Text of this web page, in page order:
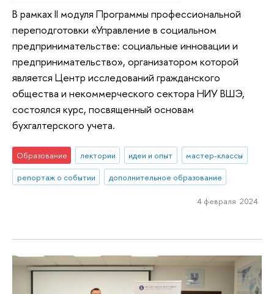
В рамках II модуля Программы профессиональной
переподготовки «Управление в социальном
предпринимательстве: социальные инновации и
предпринимательство», организатором которой
является Центр исследований гражданского
общества и некоммерческого сектора НИУ ВШЭ,
состоялся курс, посвященный основам
бухгалтерского учета.
Образование лектории идеи и опыт
мастер-классы
репортаж о событии
дополнительное образование
4 февраля 2024